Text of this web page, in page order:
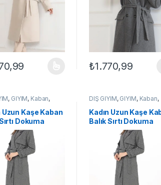
ürün sayfasından seçilebilir
birden fazla varyasyonu var. Seçenekler
₺1.770,99
Bu ürünün birden
, GİYİM, Kaban,
Uzun Kaşe Kaban
Dokuma
Kruvaze Yaka
Cepli – Boyalı Gri
DIŞ GİYİM, GİYİM, Kaban,
Kadın Uzun Kaşe
Balık Sırtı Dokuma
Kaşmir Kruvaze Yaka
Kuşaklı Cepli – Füme